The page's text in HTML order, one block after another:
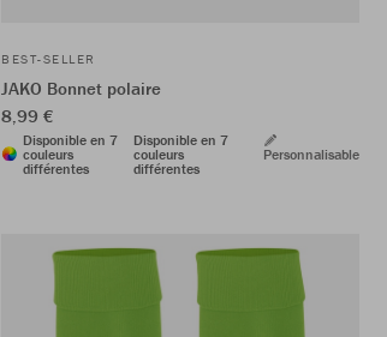
BEST-SELLER
JAKO Bonnet polaire
8,99 €
Disponible en 7
couleurs
différentes
Disponible en 7
couleurs
différentes
Personnalisable